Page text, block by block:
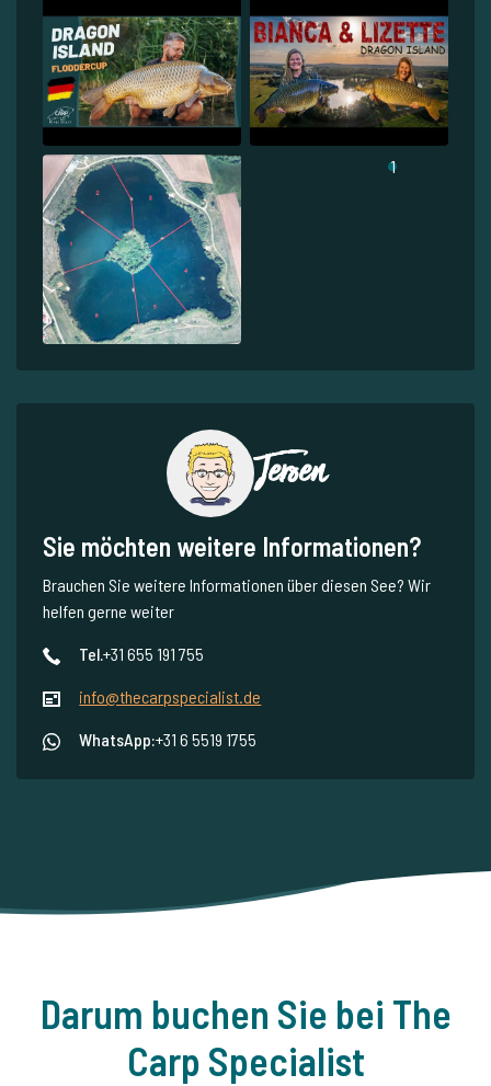
1
Jeroen
Sie möchten weitere Informationen?
Brauchen Sie weitere Informationen über diesen See? Wir
helfen gerne weiter
Tel.+31 655 191 755
info@thecarpspecialist.de
WhatsApp:+31 6 5519 1755
Darum buchen Sie bei The
Carp Specialist